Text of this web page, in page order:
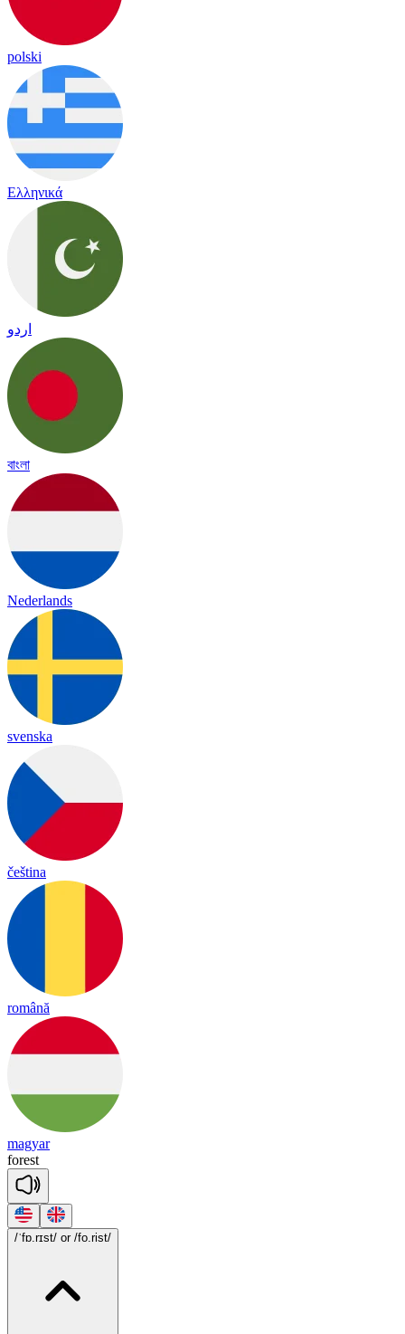
polski
Ελληνικά
اردو
বাংলা
Nederlands
svenska
čeština
română
magyar
forest
/ˈfɒ.rɪst/ or /fo.rist/